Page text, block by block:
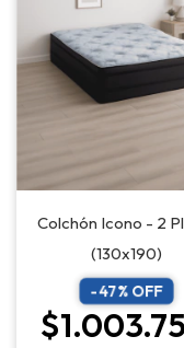
Colchón Icono - 2
(130x190)
-47% OFF